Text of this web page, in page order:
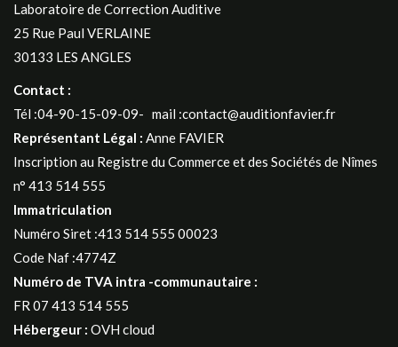
Laboratoire de Correction Auditive
25 Rue Paul VERLAINE
30133 LES ANGLES
Contact :
Tél :04-90-15-09-09- mail :contact@auditionfavier.fr
Représentant Légal : Anne FAVIER
Inscription au Registre du Commerce et des Sociétés de Nîmes
n° 413 514 555
Immatriculation
Numéro Siret :413 514 555 00023
Code Naf :4774Z
Numéro de TVA intra -communautaire :
FR 07 413 514 555
Hébergeur : OVH cloud